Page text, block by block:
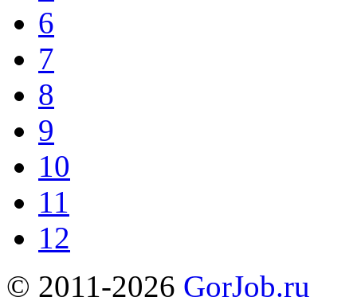
6
7
8
9
10
11
12
© 2011-2026 GorJob.ru